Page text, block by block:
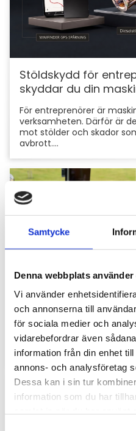
Samtycke
Denna webbplats
Vi använder
och annonserna till
för sociala medier och
vidarebefordrar även
information från din enhet
annons- och analysföretag
Dessa kan i sin tur
information som du har
Stöldskydd för
skyddar du din
För entreprenörer är
verksamheten. Därför är
mot stölder och skador
avbrott....
Hyttbord till traktorn,
gör stor skillnad i
Traktorhytten är för
arbetet utförs. Det är
även lunchplatsen under